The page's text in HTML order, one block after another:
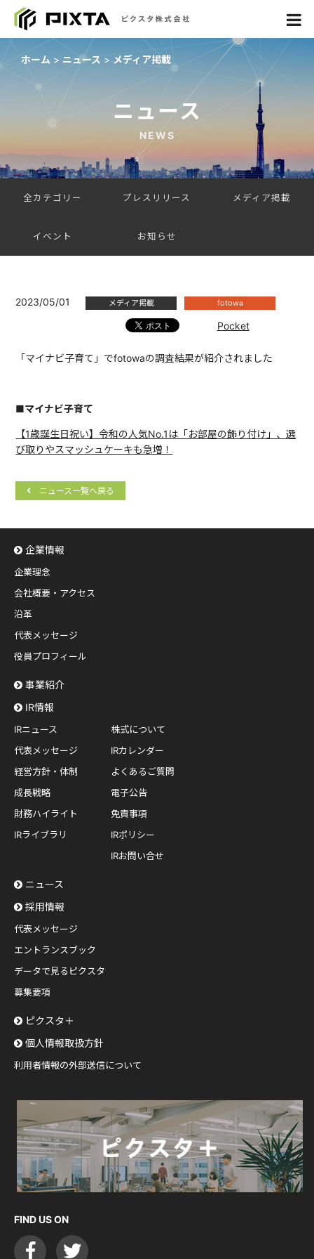
ホーム ニュース メディア掲載
ニュース
NEWS
全カテゴリー プレスリリース メディア掲載
イベント お知らせ
2023/05/01 メディア掲載 fotowa
Pocket
「マイナビ子育て」でfotowaの調査結果が紹介されました
■マイナビ子育て
【1歳誕生日祝い】令和の人気No.1は「お部屋の飾り付け」、選
び取りやスマッシュケーキも急増！
ニュース一覧へ戻る
企業情報
企業理念
会社概要・アクセス
沿革
代表メッセージ
役員プロフィール
事業紹介
IR情報
IRニュース
代表メッセージ
経営方針・体制
成長戦略
財務ハイライト
IRライブラリ
株式について
IRカレンダー
よくあるご質問
電子公告
免責事項
IRポリシー
IRお問い合せ
ニュース
採用情報
代表メッセージ
エントランスブック
データで見るピクスタ
募集要項
ピクスタ＋
個人情報取扱方針
利用者情報の外部送信について
FIND US ON